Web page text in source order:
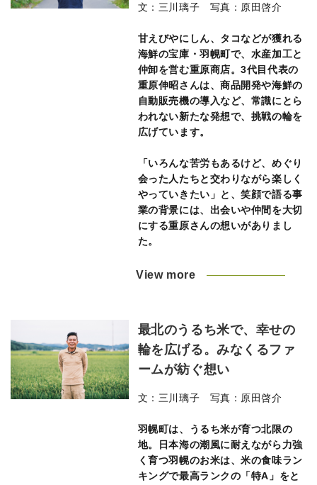
文：三川璃子 写真：原田啓介
甘えびやにしん、タコなどが獲れる
海鮮の宝庫・羽幌町で、水産加工と
仲卸を営む重原商店。3代目代表の
重原伸昭さんは、商品開発や海鮮の
自動販売機の導入など、常識にとら
われない新たな発想で、挑戦の輪を
広げています。
「いろんな苦労もあるけど、めぐり
会った人たちと交わりながら楽しく
やっていきたい」と、笑顔で語る事
業の背景には、出会いや仲間を大切
にする重原さんの想いがありまし
た。
View more
最北のうるち米で、幸せの
輪を広げる。みなくるファ
ームが紡ぐ想い
文：三川璃子 写真：原田啓介
羽幌町は、うるち米が育つ北限の
地。日本海の潮風に耐えながら力強
く育つ羽幌のお米は、米の食味ラン
キングで最高ランクの「特A」をと